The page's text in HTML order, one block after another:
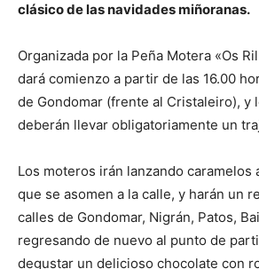
clásico de las navidades miñoranas.
Organizada por la Peña Motera «Os
dará comienzo a partir de las 16.00
de Gondomar (frente al Cristaleiro), y
deberán llevar obligatoriamente un
Los moteros irán lanzando caramelos
que se asomen a la calle, y harán un
calles de Gondomar, Nigrán, Patos,
regresando de nuevo al punto de
degustar un delicioso chocolate con